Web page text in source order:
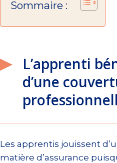
Sommaire :
L’apprenti
d’une
Les apprentis jouissent
matière d’assurance